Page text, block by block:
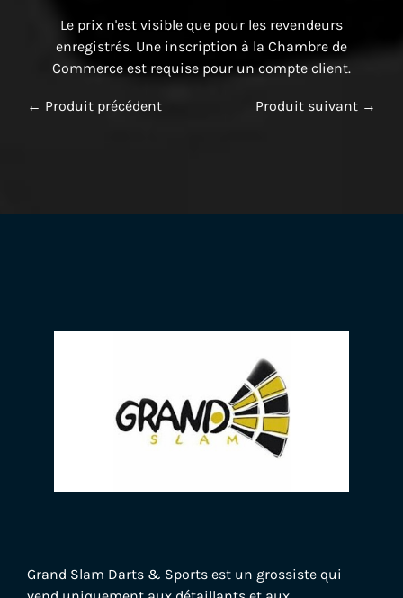
Le prix n'est visible que pour les revendeurs
enregistrés. Une inscription à la Chambre de
Commerce est requise pour un compte client.
← Produit précédent Produit suivant →
Grand Slam Darts & Sports est un grossiste qui